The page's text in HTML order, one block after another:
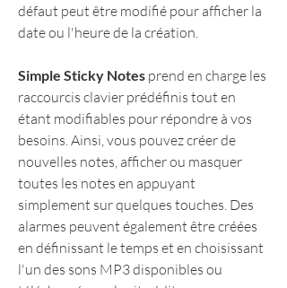
défaut peut être modifié pour afficher la
date ou l'heure de la création.
Simple Sticky Notes prend en charge les
raccourcis clavier prédéfinis tout en
étant modifiables pour répondre à vos
besoins. Ainsi, vous pouvez créer de
nouvelles notes, afficher ou masquer
toutes les notes en appuyant
simplement sur quelques touches. Des
alarmes peuvent également être créées
en définissant le temps et en choisissant
l'un des sons MP3 disponibles ou